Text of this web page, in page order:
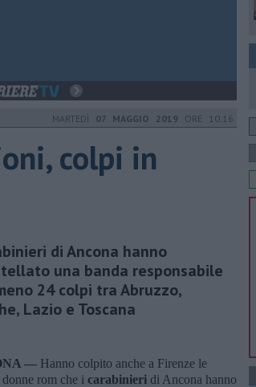
MARTEDÌ 07 MAGGIO 2019 ORE 10:16
colpi in
di Ancona hanno
una banda responsabile
24 colpi tra Abruzzo,
Lazio e Toscana
— Hanno colpito anche a Firenze le
rom che i carabinieri di Ancona hanno